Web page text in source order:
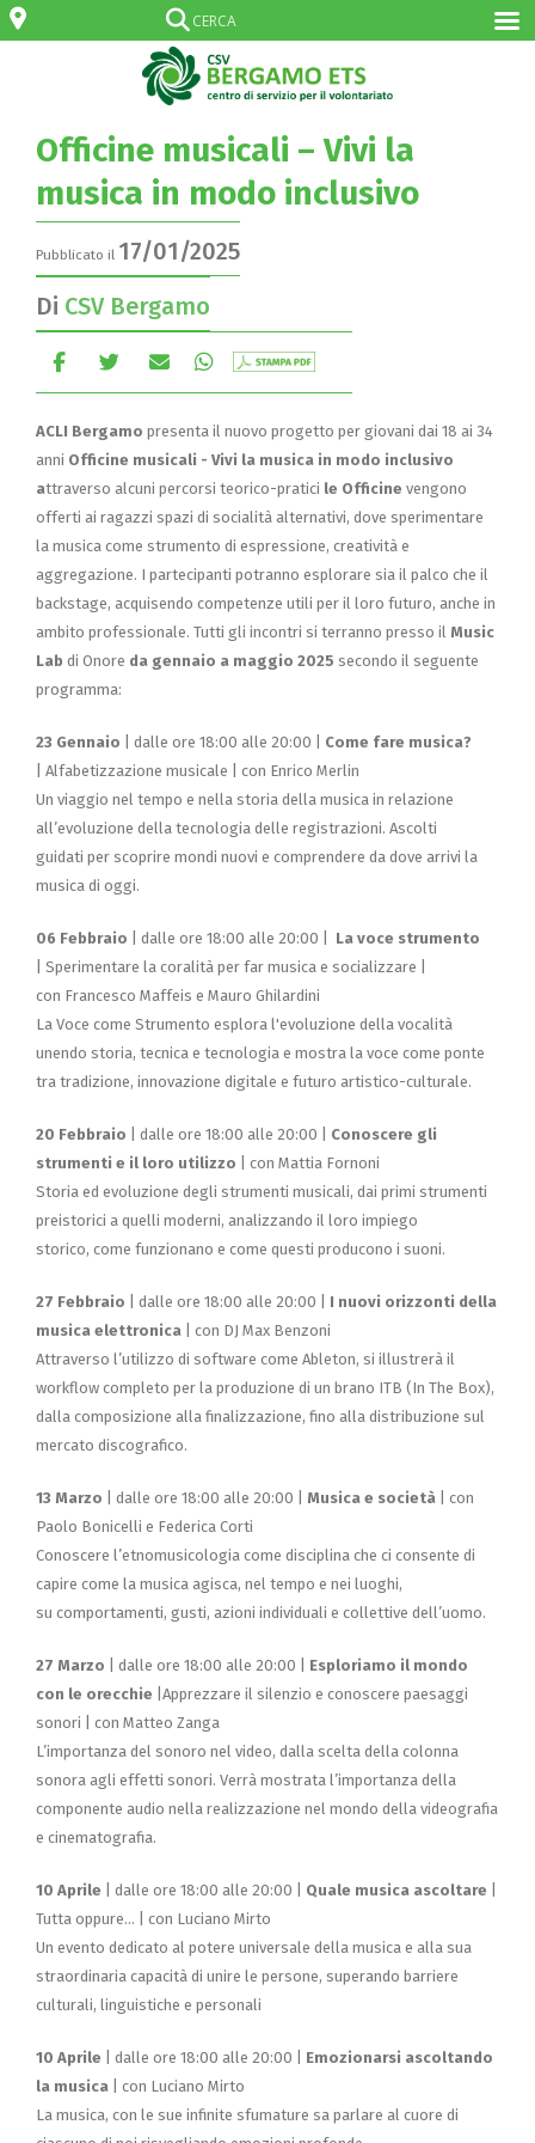
Officine musicali – Vivi la
musica in modo inclusivo
Pubblicato il 17/01/2025
Di CSV Bergamo
ACLI Bergamo presenta il nuovo progetto per giovani dai 18 ai 34
anni Officine musicali - Vivi la musica in modo inclusivo
attraverso alcuni percorsi teorico-pratici le Officine vengono
offerti ai ragazzi spazi di socialità alternativi, dove sperimentare
la musica come strumento di espressione, creatività e
aggregazione. I partecipanti potranno esplorare sia il palco che il
backstage, acquisendo competenze utili per il loro futuro, anche in
ambito professionale. Tutti gli incontri si terranno presso il Music
Lab di Onore da gennaio a maggio 2025 secondo il seguente
programma:
23 Gennaio | dalle ore 18:00 alle 20:00 | Come fare musica?
| Alfabetizzazione musicale | con Enrico Merlin
Un viaggio nel tempo e nella storia della musica in relazione
all’evoluzione della tecnologia delle registrazioni. Ascolti
guidati per scoprire mondi nuovi e comprendere da dove arrivi la
musica di oggi.
06 Febbraio | dalle ore 18:00 alle 20:00 |
La voce strumento
| Sperimentare la coralità per far musica e socializzare |
con Francesco Maffeis e Mauro Ghilardini
La Voce come Strumento esplora l'evoluzione della vocalità
unendo storia, tecnica e tecnologia e mostra la voce come ponte
tra tradizione, innovazione digitale e futuro artistico-culturale.
20 Febbraio | dalle ore 18:00 alle 20:00 | Conoscere gli
strumenti e il loro utilizzo
| con Mattia Fornoni
Storia ed evoluzione degli strumenti musicali, dai primi strumenti
preistorici a quelli moderni, analizzando il loro impiego
storico, come funzionano e come questi producono i suoni.
27 Febbraio | dalle ore 18:00 alle 20:00 | I nuovi orizzonti della
musica elettronica | con DJ Max Benzoni
Attraverso l’utilizzo di software come Ableton, si illustrerà il
workflow completo per la produzione di un brano ITB (In The Box),
dalla composizione alla finalizzazione, fino alla distribuzione sul
mercato discografico.
13 Marzo | dalle ore 18:00 alle 20:00 | Musica e società | con
Paolo Bonicelli e Federica Corti
Conoscere l’etnomusicologia come disciplina che ci consente di
capire come la musica agisca, nel tempo e nei luoghi,
su comportamenti, gusti, azioni individuali e collettive dell’uomo.
27 Marzo | dalle ore 18:00 alle 20:00 | Esploriamo il mondo
con le orecchie |Apprezzare il silenzio e conoscere paesaggi
sonori | con Matteo Zanga
L’importanza del sonoro nel video, dalla scelta della colonna
sonora agli effetti sonori. Verrà mostrata l’importanza della
componente audio nella realizzazione nel mondo della videografia
e cinematografia.
10 Aprile | dalle ore 18:00 alle 20:00 | Quale musica ascoltare
Tutta oppure... | con Luciano Mirto
Un evento dedicato al potere universale della musica e alla sua
straordinaria capacità di unire le persone, superando barriere
culturali, linguistiche e personali
10 Aprile | dalle ore 18:00 alle 20:00 | Emozionarsi ascoltando
la musica | con Luciano Mirto
La musica, con le sue infinite sfumature sa parlare al cuore di